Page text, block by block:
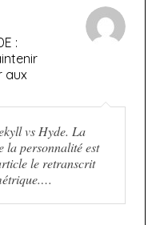
:
aux
vs Hyde. La
la personnalité est
le retranscrit